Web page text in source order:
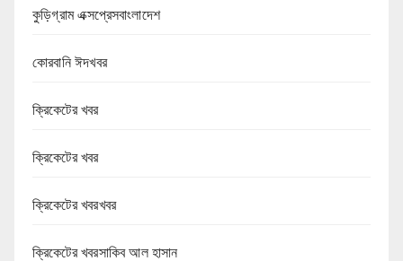
কুড়িগ্রাম এক্সপ্রেসবাংলাদেশ
কোরবানি ঈদখবর
ক্রিকেটের খবর
ক্রিকেটের খবর
ক্রিকেটের খবরখবর
ক্রিকেটের খবরসাকিব আল হাসান